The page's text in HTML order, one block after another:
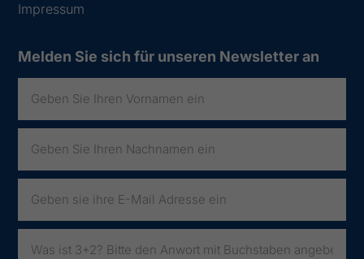
Impressum
Melden Sie sich für unseren Newsletter an